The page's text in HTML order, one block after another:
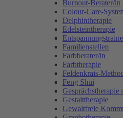
Burnout-Berater/in
Colour-Care-
Delphintherapie
Edelsteintherapie
Familienstellen
Farbberater/in
Farbtherapie
Feldenkrais-
Feng Shui
Gesprächstherapie
Gestalttherapie
Gewaltfreie